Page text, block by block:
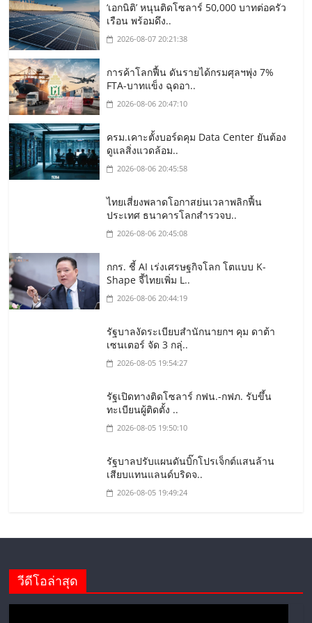
‘เอกนิติ’ หนุนติดโซลาร์ 50,000 บาทต่อครัว
เรือน พร้อมดึง..
2026-08-07 20:21:38
การค้าโลกฟื้น ดันรายได้กรมศุลฯพุ่ง 7%
FTA-บาทแข็ง ฉุดอา..
2026-08-06 20:47:10
ครม.เคาะตั้งบอร์ดคุม Data Center ยันต้อง
ดูแลสิ่งแวดล้อม..
2026-08-06 20:45:58
ไทยเสี่ยงพลาดโอกาสย่นเวลาพลิกฟื้น
ประเทศ ธนาคารโลกสำรวจบ..
2026-08-06 20:45:08
กกร. ชี้ AI เร่งเศรษฐกิจโลก โตแบบ K-
Shape จี้ไทยเพิ่ม L..
2026-08-06 20:44:19
รัฐบาลงัดระเบียบสำนักนายกฯ คุม ดาต้า
เซนเตอร์ จัด 3 กลุ่..
2026-08-05 19:54:27
รัฐเปิดทางติดโซลาร์ กฟน.-กฟภ. รับขึ้น
ทะเบียนผู้ติดตั้ง ..
2026-08-05 19:50:10
รัฐบาลปรับแผนดันบิ๊กโปรเจ็กต์แสนล้าน
เสียบแทนแลนด์บริดจ..
2026-08-05 19:49:24
วีดีโอล่าสุด